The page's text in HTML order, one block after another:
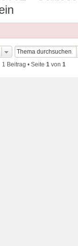
1 Beitrag • Seite 1 von 1